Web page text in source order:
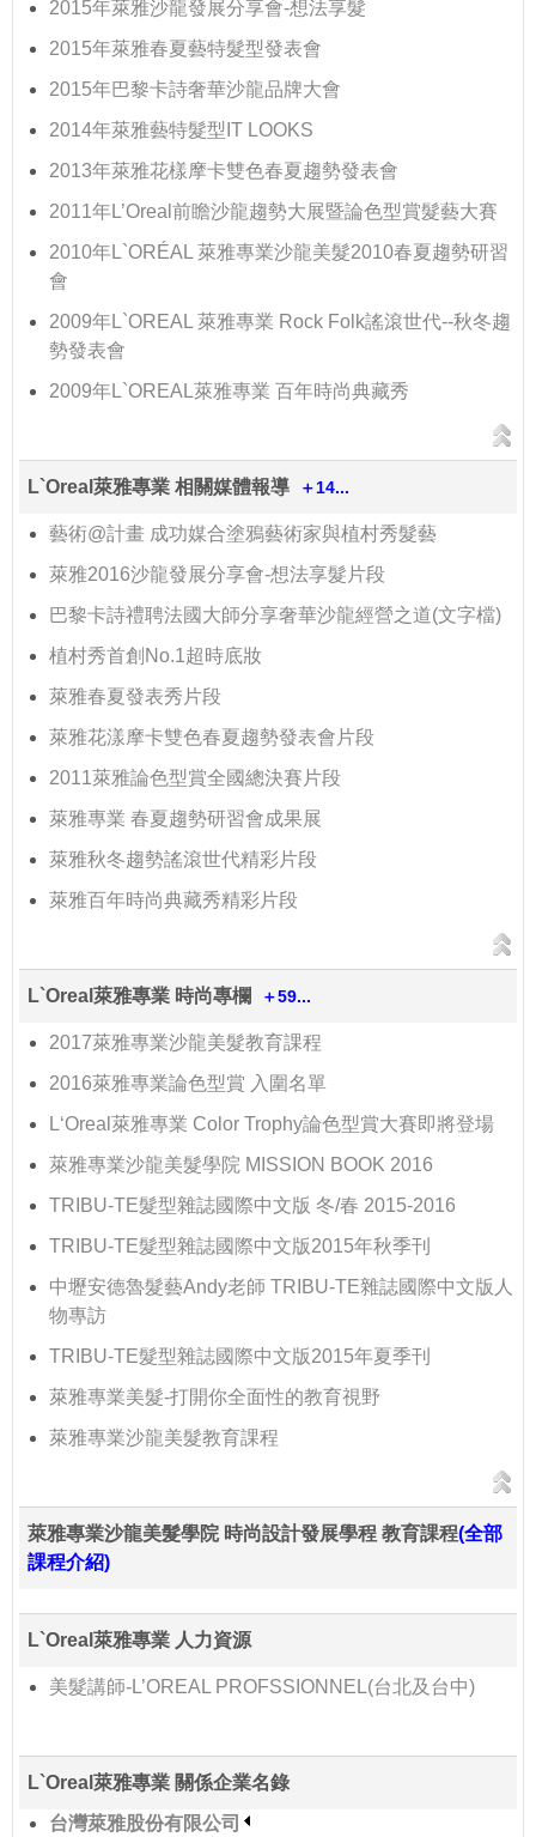
2015年萊雅沙龍發展分享會-想法享髮
2015年萊雅春夏藝特髮型發表會
2015年巴黎卡詩奢華沙龍品牌大會
2014年萊雅藝特髮型IT LOOKS
2013年萊雅花樣摩卡雙色春夏趨勢發表會
2011年L’Oreal前瞻沙龍趨勢大展暨論色型賞髮藝大賽
2010年L`ORÉAL 萊雅專業沙龍美髮2010春夏趨勢研習
會
2009年L`OREAL 萊雅專業 Rock Folk謠滾世代--秋冬趨
勢發表會
2009年L`OREAL萊雅專業 百年時尚典藏秀
L`Oreal萊雅專業 相關媒體報導 ＋14...
藝術@計畫 成功媒合塗鴉藝術家與植村秀髮藝
萊雅2016沙龍發展分享會-想法享髮片段
巴黎卡詩禮聘法國大師分享奢華沙龍經營之道(文字檔)
植村秀首創No.1超時底妝
萊雅春夏發表秀片段
萊雅花漾摩卡雙色春夏趨勢發表會片段
2011萊雅論色型賞全國總決賽片段
萊雅專業 春夏趨勢研習會成果展
萊雅秋冬趨勢謠滾世代精彩片段
萊雅百年時尚典藏秀精彩片段
L`Oreal萊雅專業 時尚專欄 ＋59...
2017萊雅專業沙龍美髮教育課程
2016萊雅專業論色型賞 入圍名單
L‘Oreal萊雅專業 Color Trophy論色型賞大賽即將登場
萊雅專業沙龍美髮學院 MISSION BOOK 2016
TRIBU-TE髮型雜誌國際中文版 冬/春 2015-2016
TRIBU-TE髮型雜誌國際中文版2015年秋季刊
中壢安德魯髮藝Andy老師 TRIBU-TE雜誌國際中文版人
物專訪
TRIBU-TE髮型雜誌國際中文版2015年夏季刊
萊雅專業美髮-打開你全面性的教育視野
萊雅專業沙龍美髮教育課程
萊雅專業沙龍美髮學院 時尚設計發展學程 教育課程(全部
課程介紹)
L`Oreal萊雅專業 人力資源
美髮講師-L’OREAL PROFSSIONNEL(台北及台中)
L`Oreal萊雅專業 關係企業名錄
台灣萊雅股份有限公司